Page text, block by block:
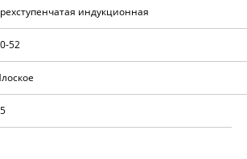
индукционная
52